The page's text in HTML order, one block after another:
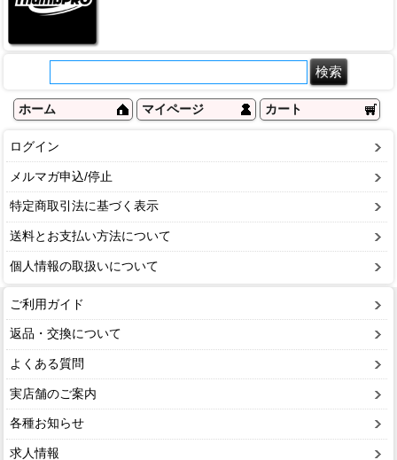
ホーム マイページ カート
ログイン
メルマガ申込/停止
特定商取引法に基づく表示
送料とお支払い方法について
個人情報の取扱いについて
ご利用ガイド
返品・交換について
よくある質問
実店舗のご案内
各種お知らせ
求人情報